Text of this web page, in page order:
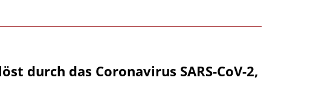
durch das Coronavirus SARS-CoV-2,